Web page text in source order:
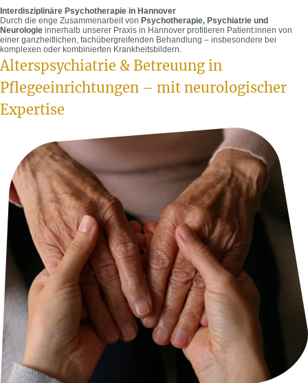
Interdisziplinäre Psychotherapie in Hannover
Durch die enge Zusammenarbeit von Psychotherapie, Psychiatrie und
Neurologie innerhalb unserer Praxis in Hannover profitieren Patient:innen von
einer ganzheitlichen, fachübergreifenden Behandlung – insbesondere bei
komplexen oder kombinierten Krankheitsbildern.
Alterspsychiatrie & Betreuung in
Pflegeeinrichtungen – mit neurologischer
Expertise